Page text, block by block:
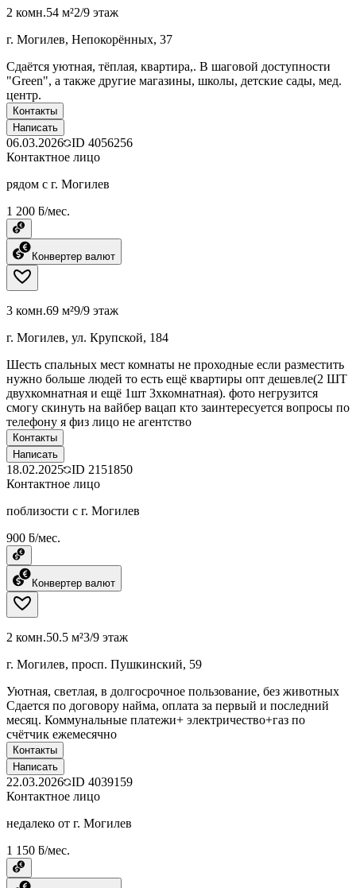
2 комн.54 м²2/9 этаж
г. Могилев, Непокорённых, 37
Сдаётся уютная, тёплая, квартира,. В шаговой доступности
"Green", а также другие магазины, школы, детские сады, мед.
центр.
Контакты
Написать
06.03.2026 ID 4056256
Контактное лицо
рядом с г. Могилев
1 200 ƃ/мес.
Конвертер валют
3 комн.69 м²9/9 этаж
г. Могилев, ул. Крупской, 184
Шесть спальных мест комнаты не проходные если разместить
нужно больше людей то есть ещё квартиры опт дешевле(2 ШТ
двухкомнатная и ещё 1шт 3хкомнатная). фото негрузится
смогу скинуть на вайбер вацап кто заинтересуется вопросы по
телефону я физ лицо не агентство
Контакты
Написать
18.02.2025 ID 2151850
Контактное лицо
поблизости с г. Могилев
900 ƃ/мес.
Конвертер валют
2 комн.50.5 м²3/9 этаж
г. Могилев, просп. Пушкинский, 59
Уютная, светлая, в долгосрочное пользование, без животных
Сдается по договору найма, оплата за первый и последний
месяц. Коммунальные платежи+ электричество+газ по
счётчик ежемесячно
Контакты
Написать
22.03.2026 ID 4039159
Контактное лицо
недалеко от г. Могилев
1 150 ƃ/мес.